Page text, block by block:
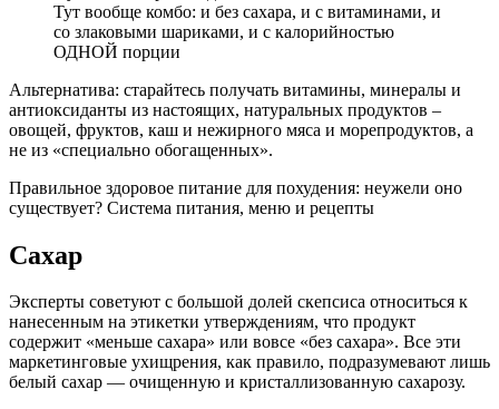
Тут вообще комбо: и без сахара, и с витаминами, и
со злаковыми шариками, и с калорийностью
ОДНОЙ порции
Альтернатива: старайтесь получать витамины, минералы и
антиоксиданты из настоящих, натуральных продуктов –
овощей, фруктов, каш и нежирного мяса и морепродуктов, а
не из «специально обогащенных».
Правильное здоровое питание для похудения: неужели оно
существует? Система питания, меню и рецепты
Сахар
Эксперты советуют с большой долей скепсиса относиться к
нанесенным на этикетки утверждениям, что продукт
содержит «меньше сахара» или вовсе «без сахара». Все эти
маркетинговые ухищрения, как правило, подразумевают лишь
белый сахар — очищенную и кристаллизованную сахарозу.